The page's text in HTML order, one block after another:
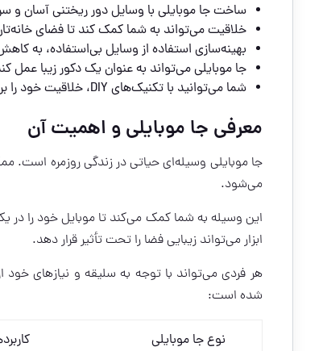
ساخت جا موبایلی با وسایل دور ریختنی آسان و
خلاقیت می‌تواند به شما کمک کند تا فضای
بهینه‌سازی استفاده از وسایل بی‌استفاده، به
جا موبایلی می‌تواند به عنوان یک دکور زیبا عمل
شما می‌توانید با تکنیک‌های DIY، خلاقیت خود را بروز دهید.
معرفی جا موبایلی و اهمیت آن
جا موبایلی وسیله‌ای حیاتی در زندگی روزمره است.
می‌شود.
این وسیله به شما کمک می‌کند تا موبایل خود را در
ابزار می‌تواند زیبایی فضا را تحت تأثیر قرار دهد.
هر فردی می‌تواند با توجه به سلیقه و نیازهای خود
شده است:
نوع جا موبایلی